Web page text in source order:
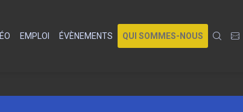
EMPLOI ÉVÈNEMENTS QUI SOMMES-NOUS